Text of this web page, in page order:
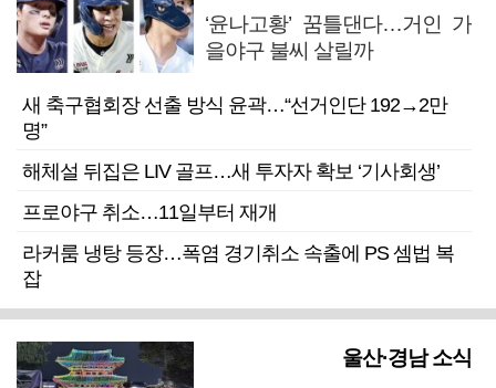
‘윤나고황’ 꿈틀댄다…거인 가
을야구 불씨 살릴까
새 축구협회장 선출 방식 윤곽…“선거인단 192→2만
명”
해체설 뒤집은 LIV 골프…새 투자자 확보 ‘기사회생’
프로야구 취소…11일부터 재개
라커룸 냉탕 등장…폭염 경기취소 속출에 PS 셈법 복
잡
울산·경남 소식